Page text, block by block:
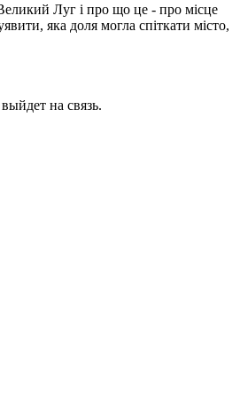
Луг і про що це - про місце
яка доля могла спіткати місто,
на связь.